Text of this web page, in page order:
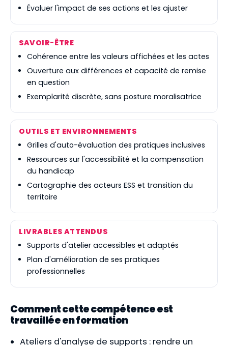
Évaluer l'impact de ses actions et les ajuster
SAVOIR-ÊTRE
Cohérence entre les valeurs affichées et les actes
Ouverture aux différences et capacité de remise
en question
Exemplarité discrète, sans posture moralisatrice
OUTILS ET ENVIRONNEMENTS
Grilles d'auto-évaluation des pratiques inclusives
Ressources sur l'accessibilité et la compensation
du handicap
Cartographie des acteurs ESS et transition du
territoire
LIVRABLES ATTENDUS
Supports d'atelier accessibles et adaptés
Plan d'amélioration de ses pratiques
professionnelles
Comment cette compétence est
travaillée en formation
Ateliers d'analyse de supports : rendre un